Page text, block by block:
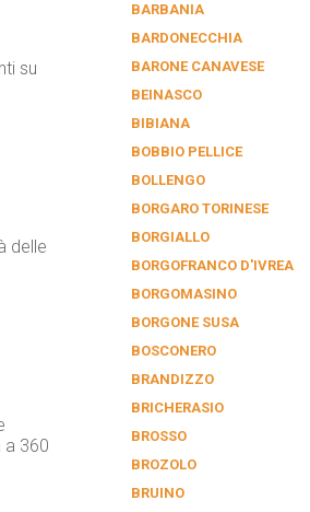
su
delle
a 360
BARBANIA
BARDONECCHIA
BARONE CANAVESE
BEINASCO
BIBIANA
BOBBIO PELLICE
BOLLENGO
BORGARO TORINESE
BORGIALLO
BORGOFRANCO D'IVREA
BORGOMASINO
BORGONE SUSA
BOSCONERO
BRANDIZZO
BRICHERASIO
BROSSO
BROZOLO
BRUINO